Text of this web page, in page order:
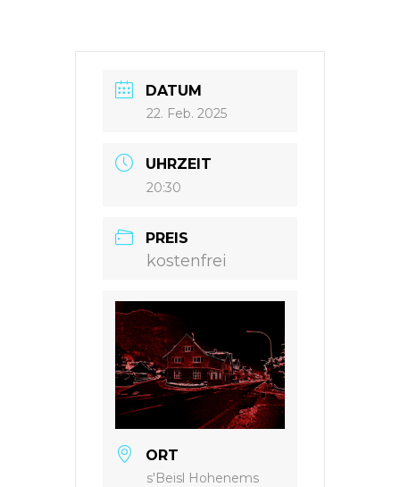
DATUM
22. Feb. 2025
UHRZEIT
20:30
PREIS
kostenfrei
ORT
s'Beisl Hohenems